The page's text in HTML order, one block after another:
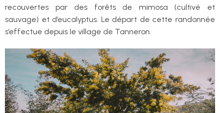
recouvertes par des forêts de mimosa (cultivé et
sauvage) et d’eucalyptus. Le départ de cette randonnée
s’effectue depuis le village de Tanneron.